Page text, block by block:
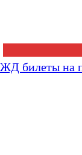
ЖД билеты на